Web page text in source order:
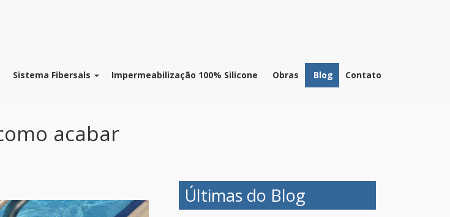
Sistema Fibersals Impermeabilização 100% Silicone Obras Blog Contato
acabar
Últimas do Blog